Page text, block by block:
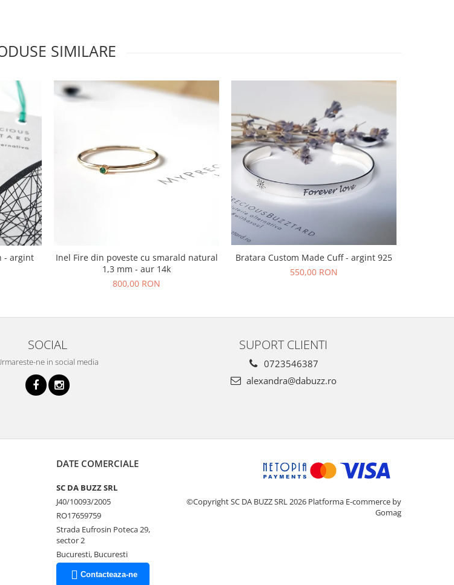
SIMILARE
- argint
Inel Fire din poveste cu smarald natural
1,3 mm - aur 14k
800,00 RON
Bratara Custom Made Cuff - argint 925
550,00 RON
SOCIAL
ne in social media
SUPORT CLIENTI
0723546387
alexandra@dabuzz.ro
DATE COMERCIALE
SC DA BUZZ SRL
J40/10093/2005
RO17659759
Strada Eufrosin Poteca 29,
sector 2
Bucuresti, Bucuresti
Contacteaza-ne
©Copyright SC DA BUZZ SRL 2026 Platforma E-commerce by
Gomag